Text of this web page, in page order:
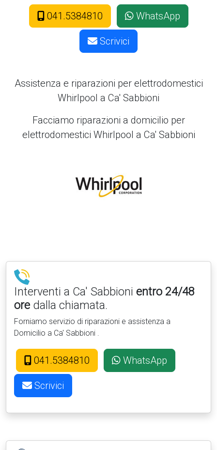
041.5384810 WhatsApp
Scrivici
Assistenza e riparazioni per elettrodomestici
Whirlpool a Ca' Sabbioni
Facciamo riparazioni a domicilio per
elettrodomestici Whirlpool a Ca' Sabbioni
Interventi a Ca' Sabbioni entro 24/48
ore dalla chiamata.
Forniamo servizio di riparazioni e assistenza a
Domicilio a Ca' Sabbioni .
041.5384810 WhatsApp
Scrivici